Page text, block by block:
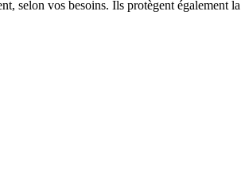
selon vos besoins. Ils protègent également la